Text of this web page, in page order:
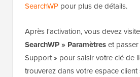
SearchWP pour plus de détails.
Après l'activation, vous devez
SearchWP » Paramètreset
Support » pour saisir votre clé de
trouverez dans votre espace client